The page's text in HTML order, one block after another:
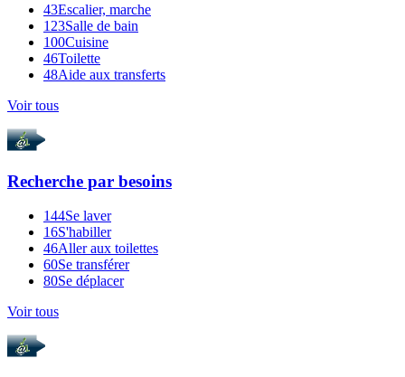
43Escalier, marche
123Salle de bain
100Cuisine
46Toilette
48Aide aux transferts
Voir tous
Recherche par besoins
144Se laver
16S'habiller
46Aller aux toilettes
60Se transférer
80Se déplacer
Voir tous